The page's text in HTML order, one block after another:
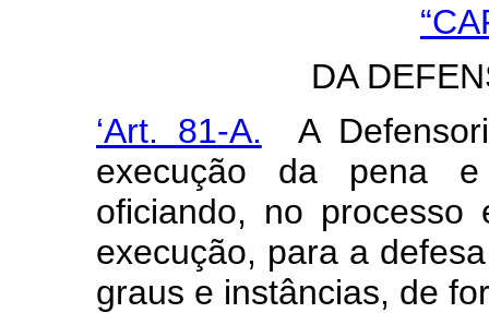
DA
‘Art. 81-A. A
execução da pena
oficiando, no processo
execução, para a
graus e instâncias, de